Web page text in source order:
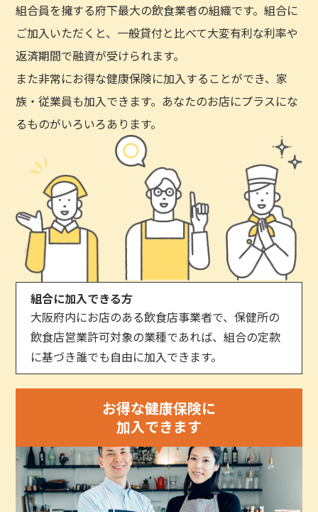
組合員を擁する府下最大の飲食業者の組織です。組合に
ご加入いただくと、一般貸付と比べて大変有利な利率や
返済期間で融資が受けられます。
また非常にお得な健康保険に加入することができ、家
族・従業員も加入できます。あなたのお店にプラスにな
るものがいろいろあります。
組合に加入できる方
大阪府内にお店のある飲食店事業者で、保健所の
飲食店営業許可対象の業種であれば、組合の定款
に基づき誰でも自由に加入できます。
お得な健康保険に
加入できます